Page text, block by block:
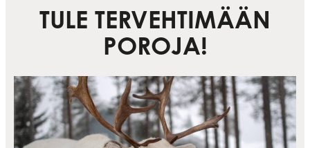
TULE TERVEHTIMÄÄN
POROJA!